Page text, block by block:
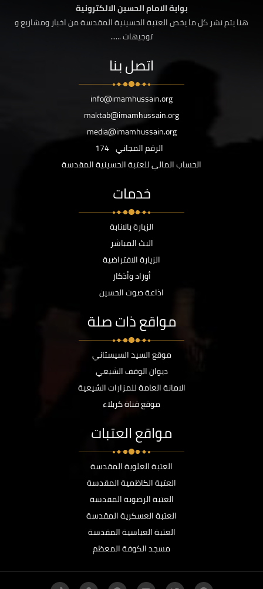
بوابة الامام الحسين الالكترونية
هنا يتم نشر كل ما يخص العتبة الحسينية المقدسة من اخبار ومشاريع و
توجيهات ......
اتصل بنا
info@imamhussain.org
maktab@imamhussain.org
media@imamhussain.org
الرقم المجاني 174
الحساب المالي للعتبة الحسينية المقدسة
خدمات
الزيارة بالانابة
البث المباشر
الزيارة الافتراضية
أوراد وأذكار
اذاعة صوت الحسين
مواقع ذات صلة
موقع السيد السيستاني
ديوان الوقف الشيعي
الامانة العامة للمزارات الشيعية
موقع قناة كربلاء
مواقع العتبات
العتبة العلوية المقدسة
العتبة الكاظمية المقدسة
العتبة الرضوية المقدسة
العتبة العسكرية المقدسة
العتبة العباسية المقدسة
مسجد الكوفة المعظم